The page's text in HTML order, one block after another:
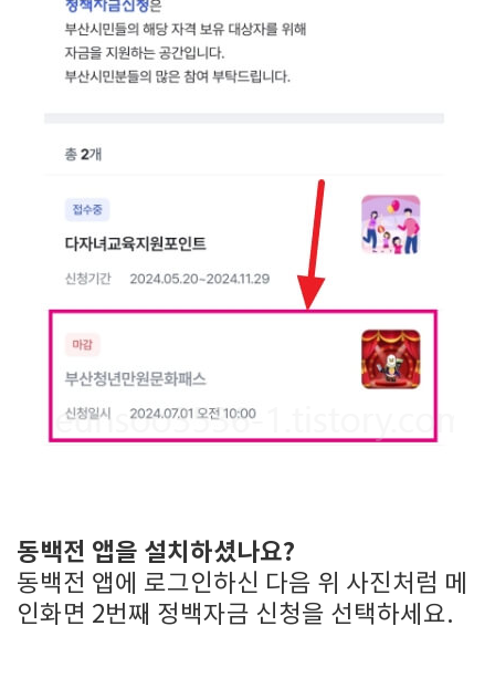
동백전 앱을 설치하셨나요?
동백전 앱에 로그인하신 다음 위 사진처럼 메
인화면 2번째 정백자금 신청을 선택하세요.